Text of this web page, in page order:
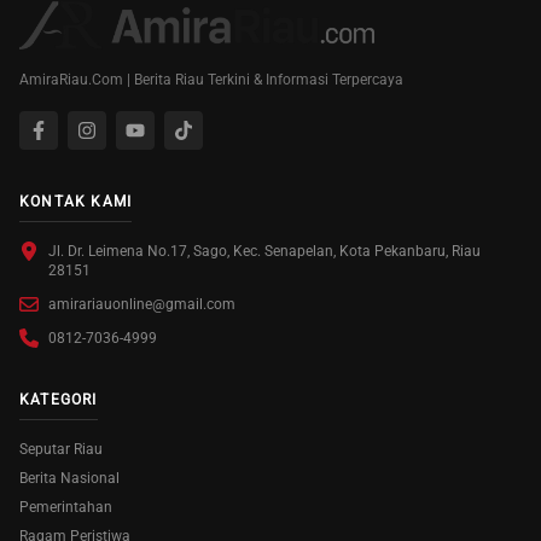
AmiraRiau.Com | Berita Riau Terkini & Informasi Terpercaya
KONTAK KAMI
Jl. Dr. Leimena No.17, Sago, Kec. Senapelan, Kota Pekanbaru, Riau
28151
amirariauonline@gmail.com
0812-7036-4999
KATEGORI
Seputar Riau
Berita Nasional
Pemerintahan
Ragam Peristiwa